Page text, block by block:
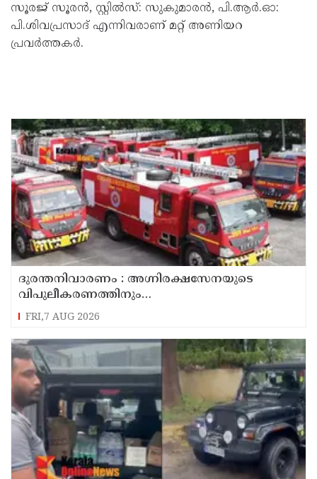
സൂരജ് സൂരൻ, സ്റ്റിൽസ്: സുകുമാരൻ, പി.ആർ.ഓ:
പി.ശിവപ്രസാദ് എന്നിവരാണ് മറ്റ് അണിയറ
പ്രവർത്തകർ.
ദുരന്തനിവാരണം : അഗ്നിരക്ഷസേനയുടെ
വിപുലീകരണത്തിനും
ആധുനികവത്കരണത്തിനുമായി 64.21 കോടി
രൂപ കൂടി അനുവദിച്ചു
FRI,7 AUG 2026